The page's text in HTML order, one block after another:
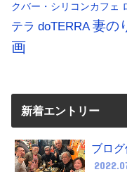
クバー・シリコンカフェ
テラ doTERRA 妻の
画
新着エントリー
ブロ